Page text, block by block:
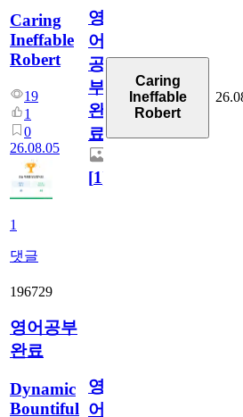
Caring
Ineffable
Robert
19
1
0
26.08.05
1
댓글
영
어
공
부
완
료
[1]
Caring
Ineffable
Robert
196729
영어공부
완료
Dynamic
Bountiful
영
어